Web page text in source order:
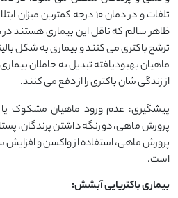
تلفات و در دمان 10 درجه
ترشح باکتری می کنند و بیماری به شکل
ماهیان بهبودیافته تبدیل به حاملان
از زندگی شان باکتری را از دفع می کنند.
پیشگیری: عدم ورود ماهیان مشکوک یا
پرورش ماهی، دورنگه داشتن پرندگان،
پرورش ماهی، استفاده از واکسن و افزایش
است.
بیماری باکتریایی آبشش: